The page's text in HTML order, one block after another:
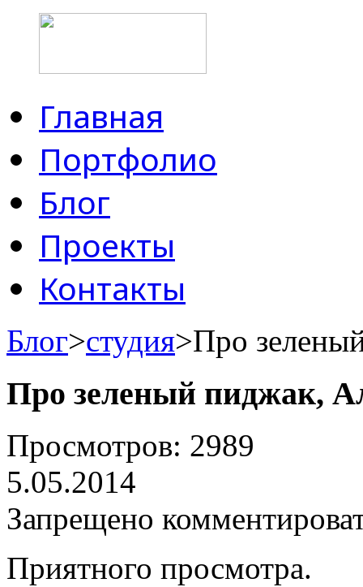
Главная
Портфолио
Блог
Проекты
Контакты
Блог>студия>Про
Про зеленый пиджак,
Просмотров: 2989
5.05.2014
Запрещено
Приятного просмотра.